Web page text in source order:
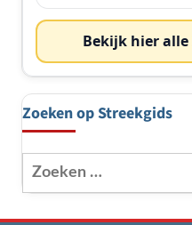
Bekijk hier
Zoeken op Streekgids
Zoeken
naar: